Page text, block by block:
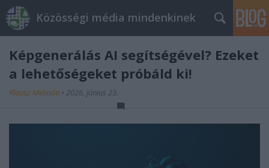
Közösségi média mindenkinek
Képgenerálás AI segítségével? Ezeket
a lehetőségeket próbáld ki!
Klausz Melinda • 2026. június 23.